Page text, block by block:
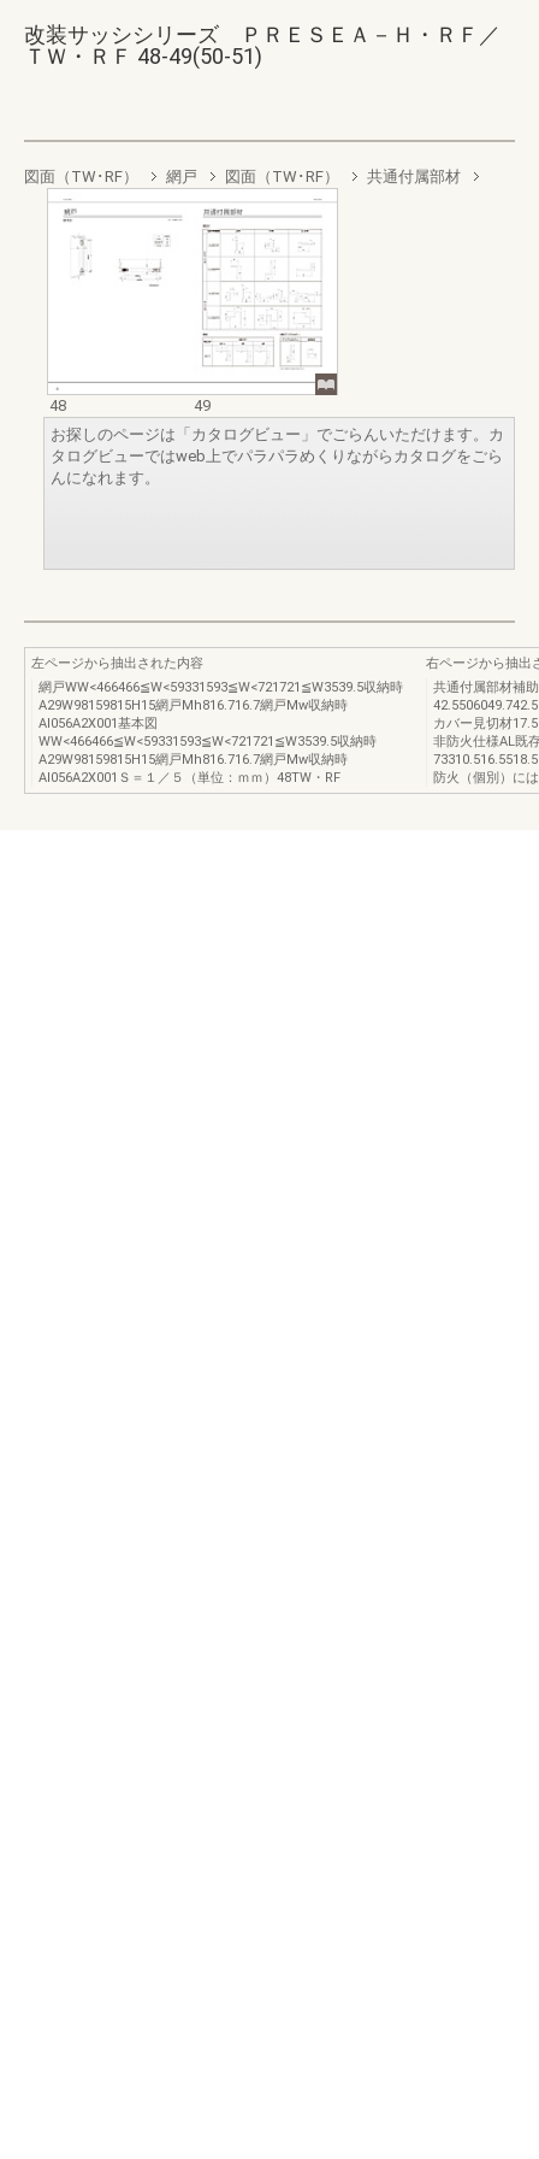
改装サッシシリーズ ＰＲＥＳＥＡ－Ｈ・ＲＦ／
ＴＷ・ＲＦ 48-49(50-51)
図面（TW･RF） 網戸 図面（TW･RF） 共通付属部材
48
49
お探しのページは「カタログビュー」でごらんいただけます。カ
タログビューではweb上でパラパラめくりながらカタログをごら
んになれます。
左ページから抽出された内容
網戸WW<466466≦W<59331593≦W<721721≦W3539.5収納時
A29W98159815H15網戸Mh816.716.7網戸Mw収納時
AI056A2X001基本図
WW<466466≦W<59331593≦W<721721≦W3539.5収納時
A29W98159815H15網戸Mh816.716.7網戸Mw収納時
AI056A2X001Ｓ＝１／５（単位：ｍｍ）48TW・RF
右ページから抽出
共通付属部材補
カバー見切材
非防火仕様AL既
防火（個別）に